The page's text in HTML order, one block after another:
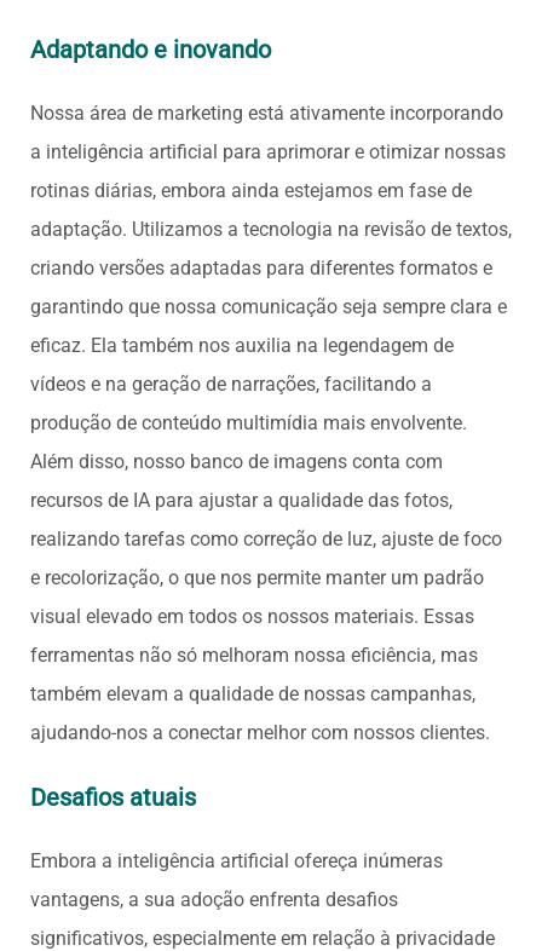
Adaptando e inovando
Nossa área de marketing está ativamente incorporando
a inteligência artificial para aprimorar e otimizar nossas
rotinas diárias, embora ainda estejamos em fase de
adaptação. Utilizamos a tecnologia na revisão de textos,
criando versões adaptadas para diferentes formatos e
garantindo que nossa comunicação seja sempre clara e
eficaz. Ela também nos auxilia na legendagem de
vídeos e na geração de narrações, facilitando a
produção de conteúdo multimídia mais envolvente.
Além disso, nosso banco de imagens conta com
recursos de IA para ajustar a qualidade das fotos,
realizando tarefas como correção de luz, ajuste de foco
e recolorização, o que nos permite manter um padrão
visual elevado em todos os nossos materiais. Essas
ferramentas não só melhoram nossa eficiência, mas
também elevam a qualidade de nossas campanhas,
ajudando-nos a conectar melhor com nossos clientes.
Desafios atuais
Embora a inteligência artificial ofereça inúmeras
vantagens, a sua adoção enfrenta desafios
significativos, especialmente em relação à privacidade